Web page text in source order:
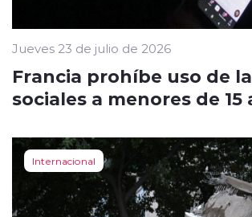
Jueves 23 de julio de 2026
Francia prohíbe uso de
sociales a menores de 15
Internacional